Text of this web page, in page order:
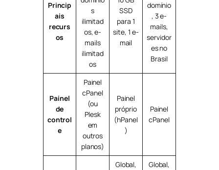
Princip
ais
recurs
os
s
ilimitad
os, e-
mails
ilimitad
os
SSD
para 1
site, 1 e-
mail
domínio
, 3 e-
mails,
servidor
es no
Brasil
Painel
de
control
e
Painel
cPanel
(ou
Plesk
em
outros
planos)
Painel
próprio
(hPanel
)
Painel
cPanel
Global,
Global,